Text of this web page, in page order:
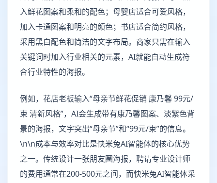
入鲜花图案和柔和的配色；母婴店适合可爱风格，
加入卡通图案和明亮的颜色；书店适合简约风格，
采用黑白配色和简洁的文字布局。商家只需在输入
关键词时加入行业相关的元素，AI就能自动生成符
合行业特性的海报。
例如，花店老板输入“母亲节鲜花促销 康乃馨 99元/
束 清新风格”，AI会生成带有康乃馨图案、淡紫色背
景的海报，文字突出“母亲节”和“99元/束”的信息。
\n\n成本与效率对比是快米兔AI智能体的核心优势
之一。传统设计一张朋友圈海报，聘请专业设计师
的费用通常在200-500元之间，而快米兔AI智能体采